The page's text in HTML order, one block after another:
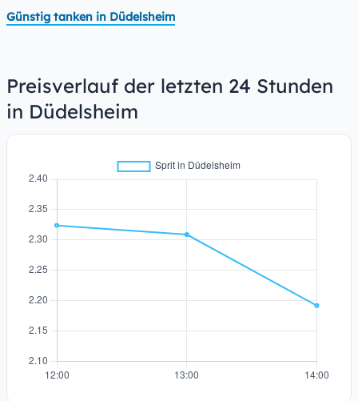
Günstig tanken in Düdelsheim
Preisverlauf der letzten 24 Stunden
in Düdelsheim